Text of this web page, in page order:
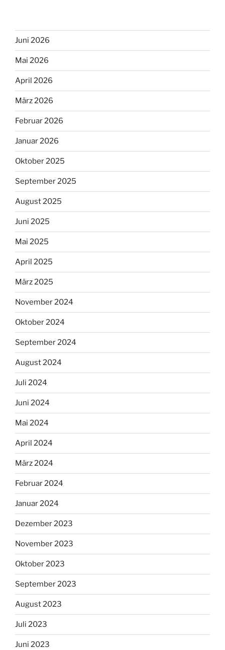
Juni 2026
Mai 2026
April 2026
März 2026
Februar 2026
Januar 2026
Oktober 2025
September 2025
August 2025
Juni 2025
Mai 2025
April 2025
März 2025
November 2024
Oktober 2024
September 2024
August 2024
Juli 2024
Juni 2024
Mai 2024
April 2024
März 2024
Februar 2024
Januar 2024
Dezember 2023
November 2023
Oktober 2023
September 2023
August 2023
Juli 2023
Juni 2023